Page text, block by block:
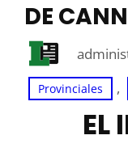
DE
Provinciales ,
EL